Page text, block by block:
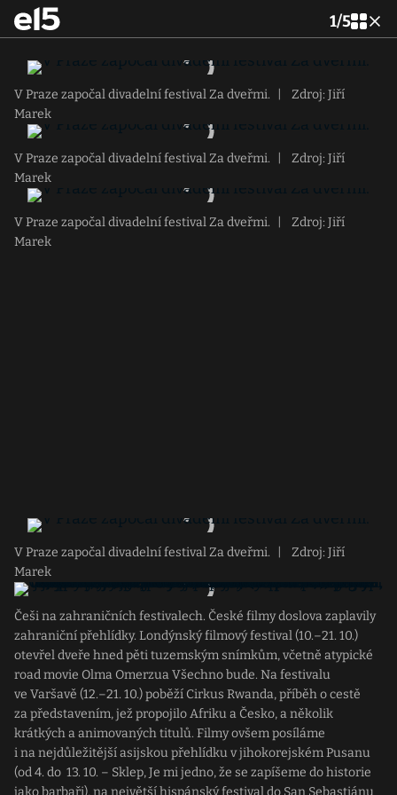
1/5
V Praze započal divadelní festival Za dveřmi.
Zdroj: Jiří
Marek
V Praze započal divadelní festival Za dveřmi.
Zdroj: Jiří
Marek
V Praze započal divadelní festival Za dveřmi.
Zdroj: Jiří
Marek
V Praze započal divadelní festival Za dveřmi.
Zdroj: Jiří
Marek
Češi na zahraničních festivalech. České filmy doslova zaplavily
zahraniční přehlídky. Londýnský filmový festival (10.–21. 10.)
otevřel dveře hned pěti tuzemským snímkům, včetně atypické
road movie Olma Omerzua Všechno bude. Na festivalu
ve Varšavě (12.–21. 10.) poběží Cirkus Rwanda, příběh o cestě
za představením, jež propojilo Afriku a Česko, a několik
krátkých a animovaných titulů. Filmy ovšem posíláme
i na nejdůležitější asijskou přehlídku v jihokorejském Pusanu
(od 4. do 13. 10. – Sklep, Je mi jedno, že se zapíšeme do historie
jako barbaři), na největší hispánský festival do San Sebastiánu